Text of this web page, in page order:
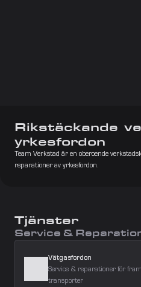
Rikstäckande
yrkesfordon
Team Verkstad är en oberoende
reparationer av yrkesfordon.
Tjänster
Service &
Vätgasfordon
Service & reparationer för
transporter